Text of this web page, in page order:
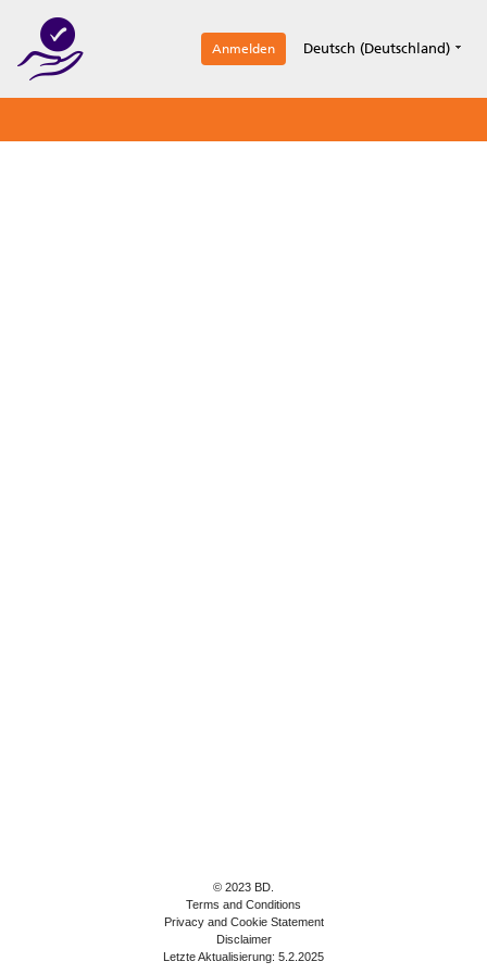
Anmelden Deutsch (Deutschland)
© 2023 BD.
Terms and Conditions
Privacy and Cookie Statement
Disclaimer
Letzte Aktualisierung: 5.2.2025